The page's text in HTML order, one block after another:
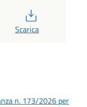
Scarica
n. 173/2026 per